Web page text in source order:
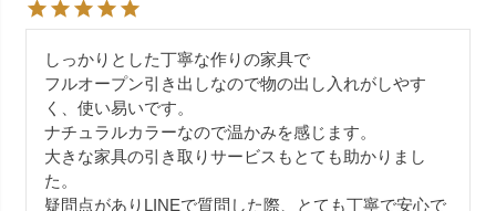
しっかりとした丁寧な作りの家具で
フルオープン引き出しなので物の出し入れがしやす
く、使い易いです。
ナチュラルカラーなので温かみを感じます。
大きな家具の引き取りサービスもとても助かりまし
た。
疑問点がありLINEで質問した際、とても丁寧で安心で